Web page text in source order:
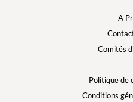
A
Comités
Politique de
Conditions